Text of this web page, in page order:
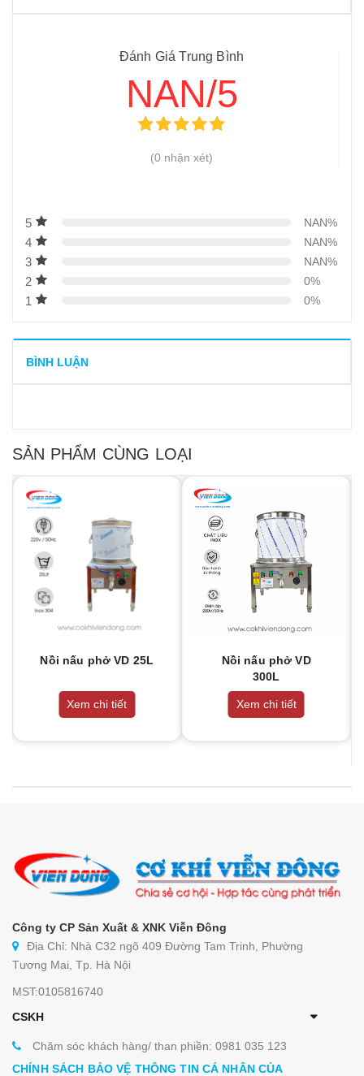
Nồi hấp cách thủy công nghiệp
Đánh Giá Trung Bình
NAN/5
(0 nhận xét)
5 NAN%
4 NAN%
3 NAN%
2 0%
1 0%
BÌNH LUẬN
SẢN PHẨM CÙNG LOẠI
Nồi nấu phở VD 25L
Xem chi tiết
Nồi nấu phở VD
300L
Xem chi tiết
Công ty CP Sản Xuất & XNK Viễn Đông
Địa Chỉ: Nhà C32 ngõ 409 Đường Tam Trinh, Phường
Tương Mai, Tp. Hà Nội
MST:0105816740
CSKH
Chăm sóc khách hàng/ than phiền: 0981 035 123
CHÍNH SÁCH BẢO VỆ THÔNG TIN CÁ NHÂN CỦA